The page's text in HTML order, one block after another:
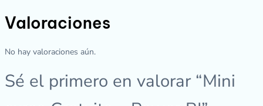
Valoraciones
No hay valoraciones aún.
Sé el primero en valorar “Mini